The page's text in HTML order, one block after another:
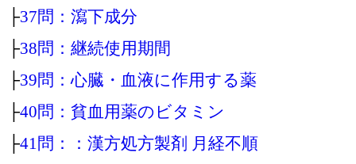
├37問：瀉下成分
├38問：継続使用期間
├39問：心臓・血液に作用する薬
├40問：貧血用薬のビタミン
├41問：：漢方処方製剤 月経不順